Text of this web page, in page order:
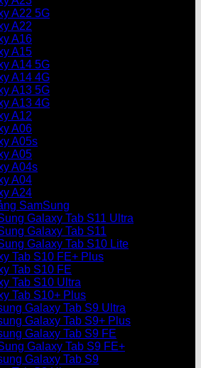
A22 5G
A22
A16
A15
A14 5G
A14 4G
A13 5G
A13 4G
A12
A06
A05s
A05
A04s
A04
A24
SamSung
Galaxy Tab S11 Ultra
Galaxy Tab S11
Galaxy Tab S10 Lite
Tab S10 FE+ Plus
Tab S10 FE
Tab S10 Ultra
Tab S10+ Plus
Galaxy Tab S9 Ultra
Galaxy Tab S9+ Plus
Galaxy Tab S9 FE
Galaxy Tab S9 FE+
Galaxy Tab S9